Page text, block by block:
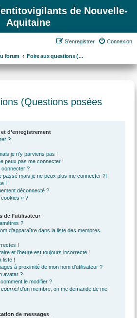
de Nouvelle-
Aquitaine
Connexion
S’enregistrer
forum Foire aux questions (Questions posées fréquemment)
(Questions posées
d’enregistrement
?
je n’y parviens pas !
peux pas me connecter !
connecter ?
passé mais je ne peux plus me connecter ?!
!
déconnecté ?
» ?
de l’utilisateur
?
d’apparaître dans la liste des membres
!
et l’heure est toujours incorrecte !
liste !
à proximité de mon nom d’utilisateur ?
avatar ?
le modifier ?
courrield’un membre, on me demande de me
de messages